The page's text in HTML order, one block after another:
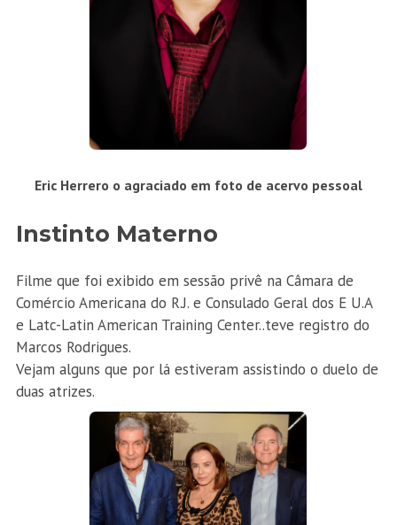
Eric Herrero o agraciado em foto de acervo pessoal
Instinto Materno
Filme que foi exibido em sessão privê na Câmara de
Comércio Americana do R.J. e Consulado Geral dos E U.A
e Latc-Latin American Training Center..teve registro do
Marcos Rodrigues.
Vejam alguns que por lá estiveram assistindo o duelo de
duas atrizes.